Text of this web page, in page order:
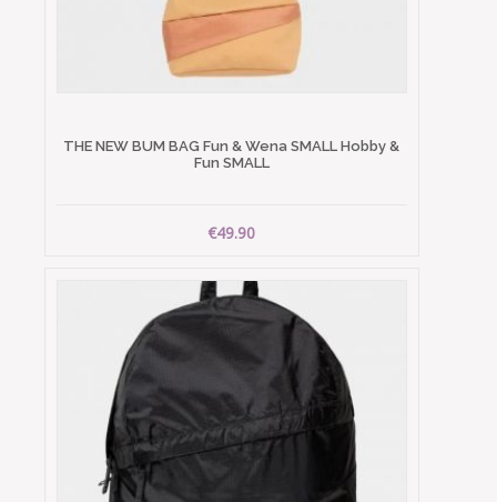
THE NEW BUM BAG Fun & Wena SMALL Hobby &
Fun SMALL
€49.90